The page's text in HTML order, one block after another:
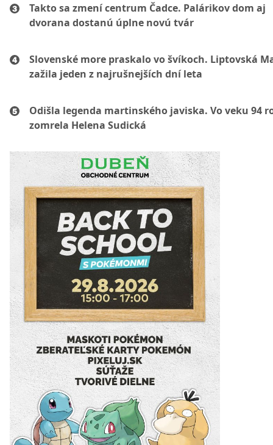
Takto sa zmení centrum Čadce. Palárikov dom aj
dvorana dostanú úplne novú tvár
Slovenské more praskalo vo švíkoch. Liptovská
zažila jeden z najrušnejších dní leta
Odišla legenda martinského javiska. Vo veku 94
zomrela Helena Sudická